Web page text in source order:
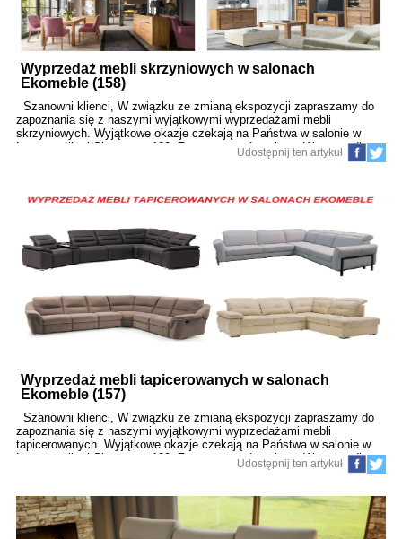
Wyprzedaż mebli skrzyniowych w salonach
Ekomeble (158)
Szanowni klienci, W związku ze zmianą ekspozycji zapraszamy do
zapoznania się z naszymi wyjątkowymi wyprzedażami mebli
skrzyniowych. Wyjątkowe okazje czekają na Państwa w salonie w
Lesznowoli, ul.Słoneczna 129. Zapraszamy do salonu. W przypadku
Udostępnij ten artykuł
Wyprzedaż mebli tapicerowanych w salonach
Ekomeble (157)
Szanowni klienci, W związku ze zmianą ekspozycji zapraszamy do
zapoznania się z naszymi wyjątkowymi wyprzedażami mebli
tapicerowanych. Wyjątkowe okazje czekają na Państwa w salonie w
Lesznowoli, ul.Słoneczna 129. Zapraszamy do salonu. W przypadku
Udostępnij ten artykuł